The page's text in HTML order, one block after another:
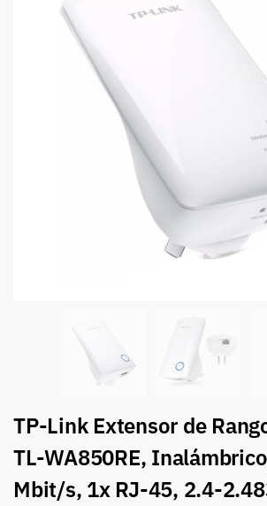
TP-Link Extensor de
TL-WA850RE,
Mbit/s, 1x RJ-45, 2.4-